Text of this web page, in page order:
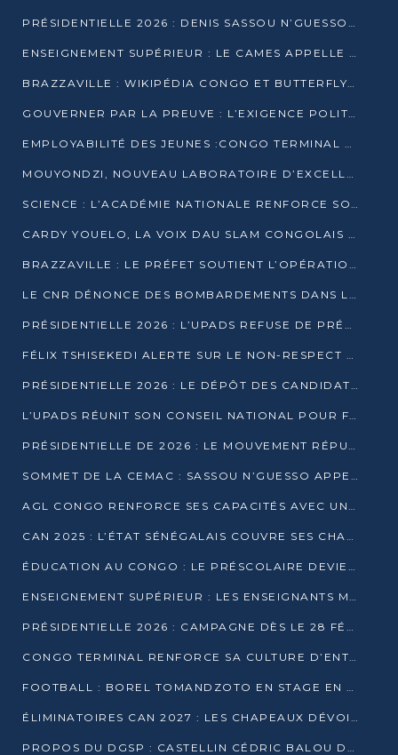
PRÉSIDENTIELLE 2026 : DENIS SASSOU N’GUESSO ANNONCE OFFICIELLEMENT SA CANDIDATURE
ENSEIGNEMENT SUPÉRIEUR : LE CAMES APPELLE À UNE UNIVERSITÉ AFRICAINE AXÉE SUR L’EMPLOYABILITÉ
BRAZZAVILLE : WIKIPÉDIA CONGO ET BUTTERFLY SCELLENT UN PARTENARIAT POUR STRUCTURER LE BÉNÉVOLAT NUMÉRIQUE
GOUVERNER PAR LA PREUVE : L’EXIGENCE POLITIQUE DU XXIᵉ SIÈCLE
EMPLOYABILITÉ DES JEUNES :CONGO TERMINAL S’ALLIE À L’ESCIC POUR RAPPROCHER L’ÉCOLE DU TERRAIN
MOUYONDZI, NOUVEAU LABORATOIRE D’EXCELLENCE PÉDAGOGIQUE AVEC L’ENFICE
SCIENCE : L’ACADÉMIE NATIONALE RENFORCE SON ÉQUIPE ET TRACE SA FEUILLE DE ROUTE 2026
CARDY YOUELO, LA VOIX DAU SLAM CONGOLAIS QUI INTERPELLE LE MONDE
BRAZZAVILLE : LE PRÉFET SOUTIENT L’OPÉRATION « ZÉRO KULUNA » ET APPELLE À LA VIGILANCE CITOYENNE
LE CNR DÉNONCE DES BOMBARDEMENTS DANS LE POOL ET ACCUSE LE GOUVERNEMENT
PRÉSIDENTIELLE 2026 : L’UPADS REFUSE DE PRÉSENTER UN CANDIDAT ET DÉNONCE UN PROCESSUS NON CRÉDIBLE
FÉLIX TSHISEKEDI ALERTE SUR LE NON-RESPECT DES ENGAGEMENTS DE PAIX APRÈS SA RENCONTRE AVEC D. SASSOU-NGUESSO
PRÉSIDENTIELLE 2026 : LE DÉPÔT DES CANDIDATURES OUVERT DU 29 JANVIER AU 12 FÉVRIER
L’UPADS RÉUNIT SON CONSEIL NATIONAL POUR FIXER SA LIGNE POLITIQUE À DEUX MOIS DE LA PRÉSIDENTIELLE
PRÉSIDENTIELLE DE 2026 : LE MOUVEMENT RÉPUBLICAIN DÉNONCE UNE CONVOCATION ÉLECTORALE « OPAQUE ET PRÉCIPITÉE »
SOMMET DE LA CEMAC : SASSOU N’GUESSO APPELLE À LA VIGILANCE FACE AUX RISQUES ÉCONOMIQUES
AGL CONGO RENFORCE SES CAPACITÉS AVEC UNE GRUE DE 250 TONNES
CAN 2025 : L’ÉTAT SÉNÉGALAIS COUVRE SES CHAMPIONS D’AFRIQUE DE RÉCOMPENSES EXCEPTIONNELLES
ÉDUCATION AU CONGO : LE PRÉSCOLAIRE DEVIENT OBLIGATOIRE, LE BTS CONSACRÉ DIPLÔME D’ÉTAT
ENSEIGNEMENT SUPÉRIEUR : LES ENSEIGNANTS MAINTIENNENT LA GRÈVE ET EXIGENT UN ACCORD ÉCRIT AVEC L’ÉTAT
PRÉSIDENTIELLE 2026 : CAMPAGNE DÈS LE 28 FÉVRIER, SCRUTIN LES 12 ET 15 MARS
CONGO TERMINAL RENFORCE SA CULTURE D’ENTREPRISE AVEC LE PROGRAMME « WIN TOGETHER »
FOOTBALL : BOREL TOMANDZOTO EN STAGE EN ESPAGNE AVEC POLISSYA FC
ÉLIMINATOIRES CAN 2027 : LES CHAPEAUX DÉVOILÉS, LE CONGO FIXÉ SUR SON SORT
PROPOS DU DGSP : CASTELLIN CÉDRIC BALOU DÉNONCE DES PROPOS INTIMIDANTS